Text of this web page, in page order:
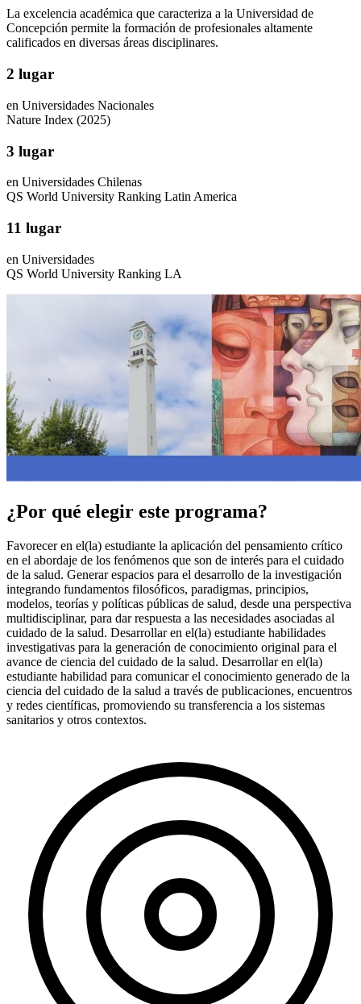
La excelencia académica que caracteriza a la Universidad de
Concepción permite la formación de profesionales altamente
calificados en diversas áreas disciplinares.
2 lugar
en Universidades Nacionales
Nature Index (2025)
3 lugar
en Universidades Chilenas
QS World University Ranking Latin America
11 lugar
en Universidades
QS World University Ranking LA
¿Por qué elegir este programa?
Favorecer en el(la) estudiante la aplicación del pensamiento crítico
en el abordaje de los fenómenos que son de interés para el cuidado
de la salud. Generar espacios para el desarrollo de la investigación
integrando fundamentos filosóficos, paradigmas, principios,
modelos, teorías y políticas públicas de salud, desde una perspectiva
multidisciplinar, para dar respuesta a las necesidades asociadas al
cuidado de la salud. Desarrollar en el(la) estudiante habilidades
investigativas para la generación de conocimiento original para el
avance de ciencia del cuidado de la salud. Desarrollar en el(la)
estudiante habilidad para comunicar el conocimiento generado de la
ciencia del cuidado de la salud a través de publicaciones, encuentros
y redes científicas, promoviendo su transferencia a los sistemas
sanitarios y otros contextos.